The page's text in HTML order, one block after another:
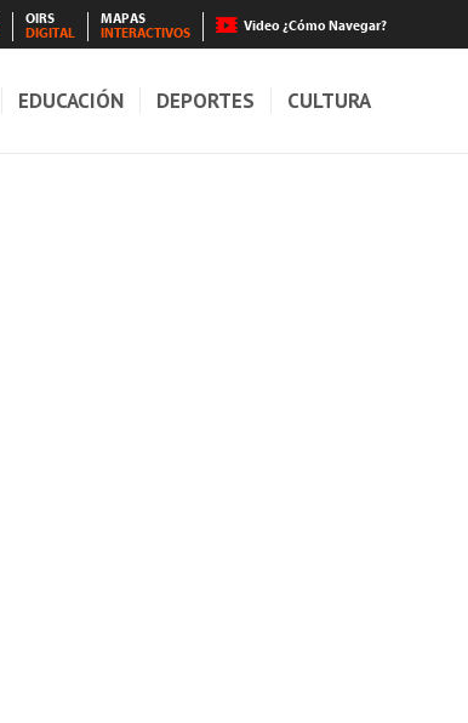
OIRS
DIGITAL
MAPAS
INTERACTIVOS
Video ¿Cómo Navegar?
EDUCACIÓN DEPORTES CULTURA